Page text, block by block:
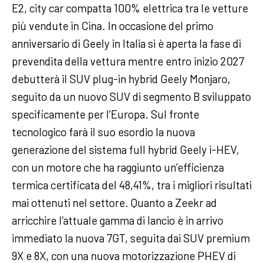
E2, city car compatta 100% elettrica tra le vetture
più vendute in Cina. In occasione del primo
anniversario di Geely in Italia si è aperta la fase di
prevendita della vettura mentre entro inizio 2027
debutterà il SUV plug-in hybrid Geely Monjaro,
seguito da un nuovo SUV di segmento B sviluppato
specificamente per l’Europa. Sul fronte
tecnologico farà il suo esordio la nuova
generazione del sistema full hybrid Geely i-HEV,
con un motore che ha raggiunto un’efficienza
termica certificata del 48,41%, tra i migliori risultati
mai ottenuti nel settore. Quanto a Zeekr ad
arricchire l’attuale gamma di lancio è in arrivo
immediato la nuova 7GT, seguita dai SUV premium
9X e 8X, con una nuova motorizzazione PHEV di